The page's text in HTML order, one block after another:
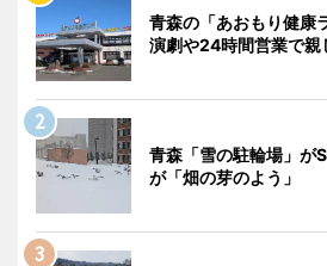
青森の「あおもり健
演劇や24時間営業で親
青森「雪の駐輪場」
が「畑の芽のよう」